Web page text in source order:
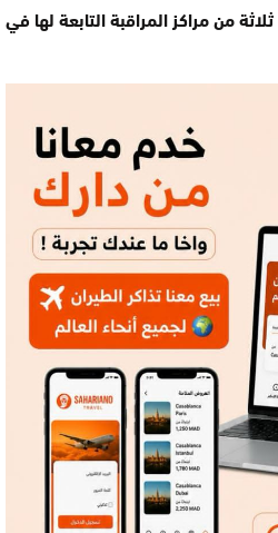
من مراكز المراقبة التابعة لها في